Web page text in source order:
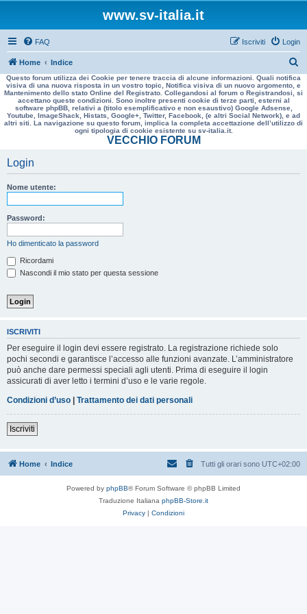
www.sv-italia.it
FAQ Login
Iscriviti
Home Indice
e
r
a
Questo forum utilizza dei Cookie per tenere traccia di alcune informazioni. Quali notifica
visiva di una nuova risposta in un vostro topic, Notifica visiva di un nuovo argomento, e
Mantenimento dello stato Online del Registrato. Collegandosi al forum o Registrandosi, si
accettano queste condizioni. Sono inoltre presenti cookie di terze parti, esterni al
software phpBB, relativi a (titolo esemplificativo e non esaustivo) Google Adsense,
Youtube, ImageShack, Histats, Google+, Twitter, Facebook, (e altri Social Network), e ad
altri siti. La navigazione su questo forum, implica la completa accettazione dell’utilizzo di
ogni tipologia di cookie esistente su sv-italia.it.
VECCHIO FORUM
Login
Nome utente:
Password:
Ho dimenticato la password
Ricordami
Nascondi il mio stato per questa sessione
ISCRIVITI
Per eseguire il login devi essere registrato. La registrazione richiede solo
pochi secondi e garantisce l’accesso alle funzioni avanzate. L’amministratore
può anche dare permessi speciali agli utenti. Prima di eseguire il login
assicurati di aver letto i termini d’uso e le varie regole.
Condizioni d’uso | Trattamento dei dati personali
Iscriviti
Home Indice Tutti gli orari sono UTC+02:00
Powered by phpBB® Forum Software © phpBB Limited
Traduzione Italiana phpBB-Store.it
Privacy | Condizioni